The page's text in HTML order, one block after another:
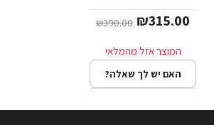
- מבית
₪315.00
₪390.00
האם יש לך שאלה?